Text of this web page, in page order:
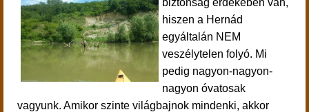
biztonság érdekében van,
hiszen a Hernád
egyáltalán NEM
veszélytelen folyó. Mi
pedig nagyon-nagyon-
nagyon óvatosak
vagyunk. Amikor szinte világbajnok mindenki, akkor